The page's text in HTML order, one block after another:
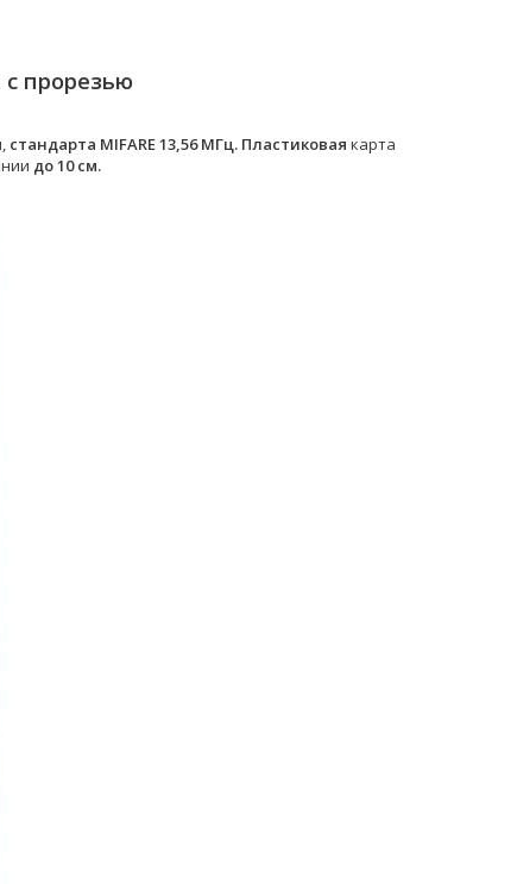
с прорезью
стандарта MIFARE 13,56 МГц. Пластиковая карта
до 10 см.